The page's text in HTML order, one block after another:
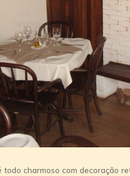
todo charmoso com decoração